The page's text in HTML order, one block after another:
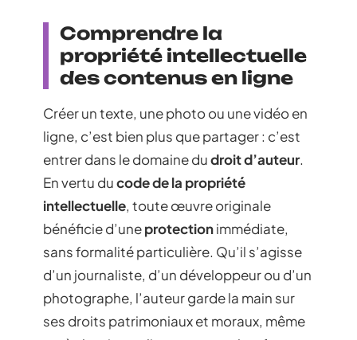
Comprendre la
propriété intellectuelle
des contenus en ligne
Créer un texte, une photo ou une vidéo en
ligne, c’est bien plus que partager : c’est
entrer dans le domaine dudroit d’auteur.
En vertu ducode de la propriété
intellectuelle, toute œuvre originale
bénéficie d’uneprotectionimmédiate,
sans formalité particulière. Qu’il s’agisse
d’un journaliste, d’un développeur ou d’un
photographe, l’auteur garde la main sur
ses droits patrimoniaux et moraux, même